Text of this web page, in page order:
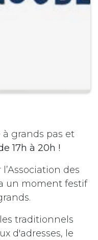
à grands pas et
17h à 20h !
des
un moment festif
traditionnels
d'adresses, le